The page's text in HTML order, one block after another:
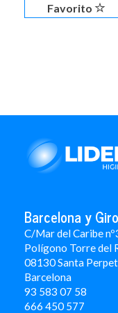
Favorito
Barcelona y
C/Mar del Caribe
Polígono Torre del
08130 Santa
Barcelona
93 583 07 58
666 450 577